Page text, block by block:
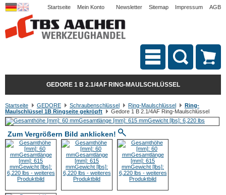
Startseite Mein Konto Newsletter Sitemap Impressum AGB
GEDORE 1 B 2.1/4AF RING-MAULSCHLÜSSEL
Startseite GEDORE Schraubenschlüssel Ring-Maulschlüssel
Ring-
Maulschlüssel 1B Ringseite gekröpft
Gedore 1 B 2.1/4AF Ring-Maulschlüssel
Zum Vergrößern Bild anklicken!